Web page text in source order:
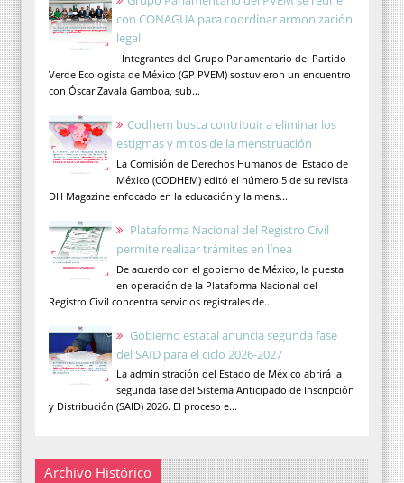
con CONAGUA para coordinar armonización
legal
Integrantes del Grupo Parlamentario del Partido
Verde Ecologista de México (GP PVEM) sostuvieron un encuentro
con Óscar Zavala Gamboa, sub...
Codhem busca contribuir a eliminar los
estigmas y mitos de la menstruación
La Comisión de Derechos Humanos del Estado de
México (CODHEM) editó el número 5 de su revista
DH Magazine enfocado en la educación y la mens...
Plataforma Nacional del Registro Civil
permite realizar trámites en línea
De acuerdo con el gobierno de México, la puesta
en operación de la Plataforma Nacional del
Registro Civil concentra servicios registrales de...
Gobierno estatal anuncia segunda fase
del SAID para el ciclo 2026-2027
La administración del Estado de México abrirá la
segunda fase del Sistema Anticipado de Inscripción
y Distribución (SAID) 2026. El proceso e...
Archivo Histórico